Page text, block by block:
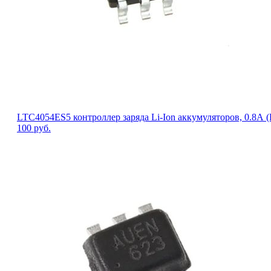
LTC4054ES5 контроллер заряда Li-Ion аккумуляторов, 0.8А
100 руб.